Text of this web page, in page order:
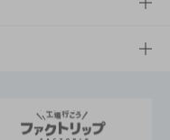
リティ経営